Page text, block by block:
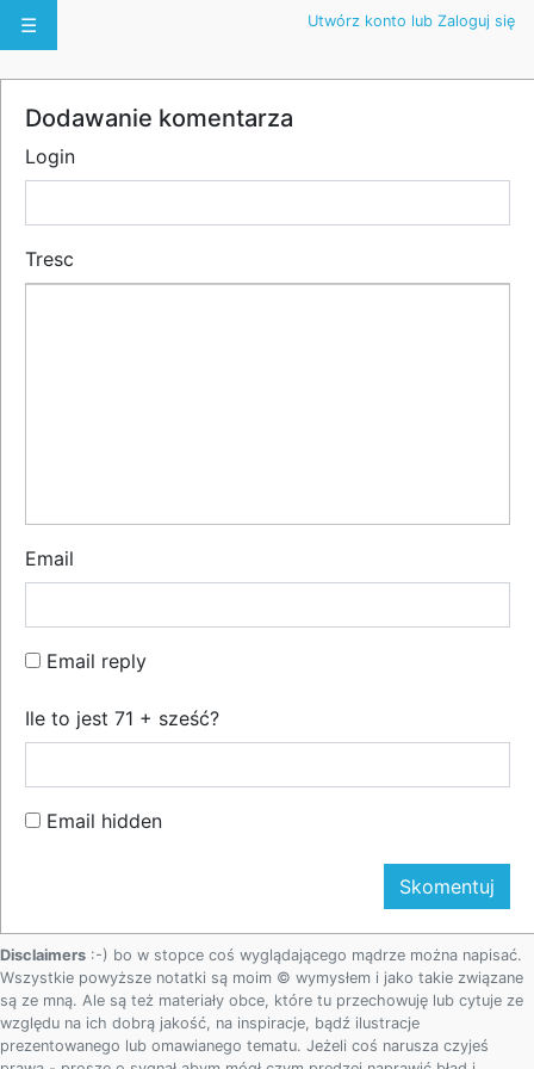
☰ Utwórz konto lub Zaloguj się
Dodawanie komentarza
Login
Tresc
Email
Email reply
Ile to jest 71 + sześć?
Email hidden
Disclaimers :-) bo w stopce coś wyglądającego mądrze można napisać.
Wszystkie powyższe notatki są moim © wymysłem i jako takie związane
są ze mną. Ale są też materiały obce, które tu przechowuję lub cytuje ze
względu na ich dobrą jakość, na inspiracje, bądź ilustracje
prezentowanego lub omawianego tematu. Jeżeli coś narusza czyjeś